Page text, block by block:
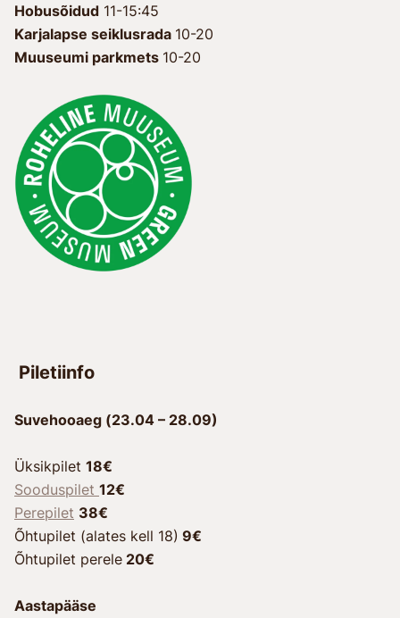
Hobusõidud 11-15:45
Karjalapse seiklusrada 10-20
Muuseumi parkmets 10-20
Piletiinfo
Suvehooaeg (23.04 – 28.09)
Üksikpilet 18€
Sooduspilet 12€
Perepilet 38€
Õhtupilet (alates kell 18) 9€
Õhtupilet perele 20€
Aastapääse